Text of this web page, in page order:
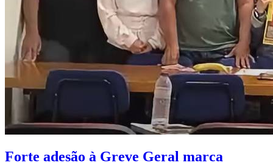
Forte adesão à Greve Geral marca